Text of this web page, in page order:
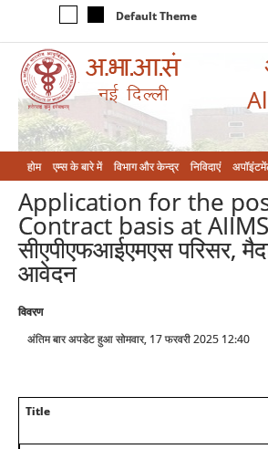
Default Theme
होम एम्‍स के बारे में विभाग और केन्‍द्र निविदाएं
Application for the
Contract basis at
सीएपीएफआईएमएस परिसर,
आवेदन
विवरण
अंतिम बार अपडेट हुआ सोमवार, 17 फरवरी 2025 12:40
Title